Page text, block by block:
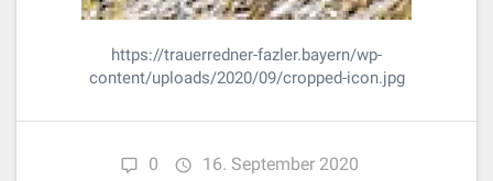
https://trauerredner-fazler.bayern/wp-
content/uploads/2020/09/cropped-icon.jpg
0 16. September 2020